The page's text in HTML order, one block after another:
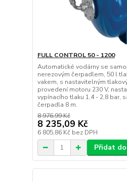
FULL CONTROL 50 - 1200
Automatické vodárny se
nerezovým čerpadlem, 50 l
vakem, s nastavitelným
provedení motoru 230 V,
vypínacího tlaku 1,4 - 2,8 bar,
čerpadla 8 m.
8 976,99 Kč
8 235,09 Kč
6 805,86 Kč bez DPH
Přidat